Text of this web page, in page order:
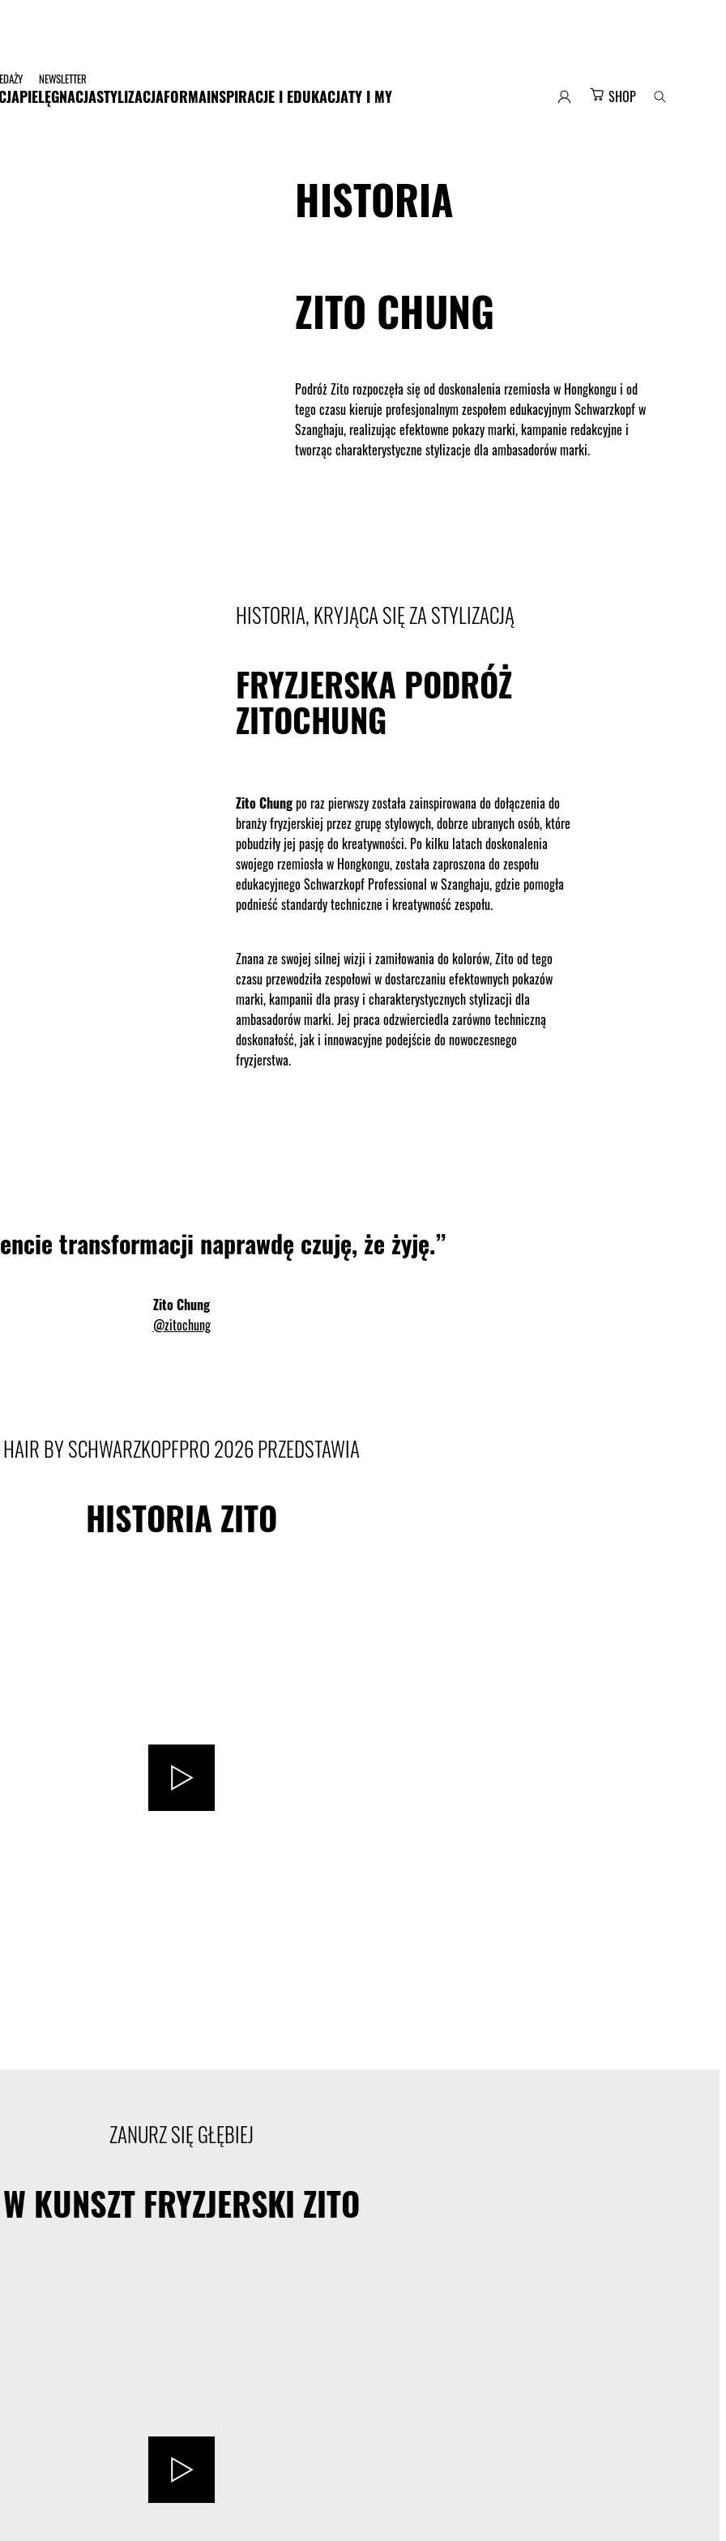
PIELĘGNACJASTYLIZACJAFORMAINSPIRACJE I EDUKACJATY I MY SHOP
NEWSLETTER
HISTORIA
ZITO CHUNG
Podróż Zito rozpoczęła się od doskonalenia rzemiosła w Hongkongu i od
tego czasu kieruje profesjonalnym zespołem edukacyjnym Schwarzkopf w
Szanghaju, realizując efektowne pokazy marki, kampanie redakcyjne i
tworząc charakterystyczne stylizacje dla ambasadorów marki.
HISTORIA, KRYJĄCA SIĘ ZA STYLIZACJĄ
FRYZJERSKA PODRÓŻ
ZITOCHUNG
Zito Chungpo raz pierwszy została zainspirowana do dołączenia do
branży fryzjerskiej przez grupę stylowych, dobrze ubranych osób, które
pobudziły jej pasję do kreatywności. Po kilku latach doskonalenia
swojego rzemiosła w Hongkongu, została zaproszona do zespołu
edukacyjnego Schwarzkopf Professional w Szanghaju, gdzie pomogła
podnieść standardy techniczne i kreatywność zespołu.
Znana ze swojej silnej wizji i zamiłowania do kolorów, Zito od tego
czasu przewodziła zespołowi w dostarczaniu efektownych pokazów
marki, kampanii dla prasy i charakterystycznych stylizacji dla
ambasadorów marki. Jej praca odzwierciedla zarówno techniczną
doskonałość, jak i innowacyjne podejście do nowoczesnego
fryzjerstwa.
transformacji naprawdę czuję, że żyję.”
Zito Chung
@zitochung
HAIR BY SCHWARZKOPFPRO 2026 PRZEDSTAWIA
HISTORIA ZITO
ZANURZ SIĘ GŁĘBIEJ
W KUNSZT FRYZJERSKI ZITO